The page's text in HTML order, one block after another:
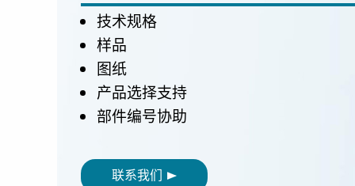
技术规格
样品
图纸
产品选择支持
部件编号协助
联系我们